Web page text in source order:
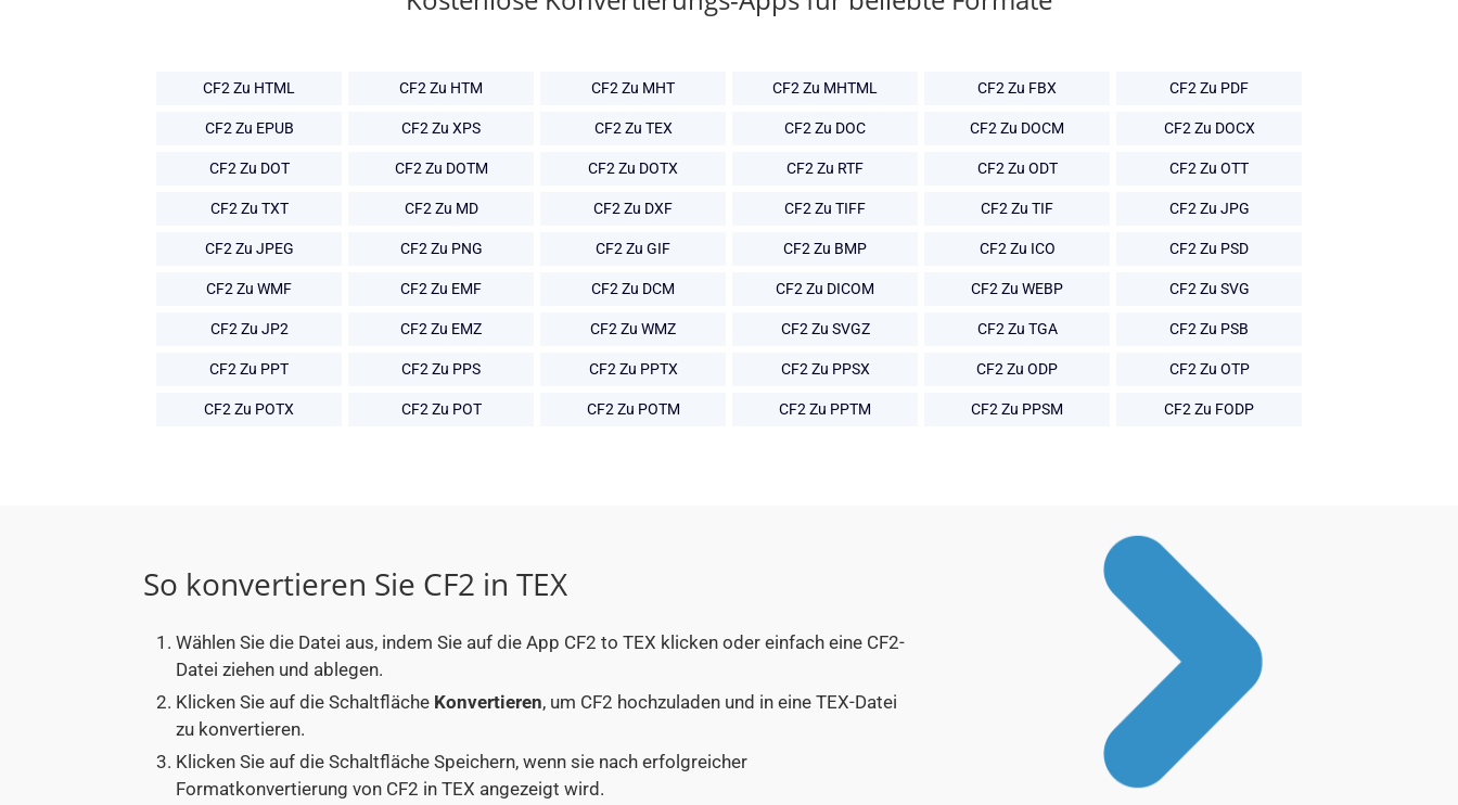
CF2 Zu HTML CF2 Zu HTM CF2 Zu MHT CF2 Zu MHTML CF2 Zu FBX CF2 Zu PDF
CF2 Zu EPUB CF2 Zu XPS CF2 Zu TEX CF2 Zu DOC CF2 Zu DOCM CF2 Zu DOCX
CF2 Zu DOT CF2 Zu DOTM CF2 Zu DOTX CF2 Zu RTF CF2 Zu ODT CF2 Zu OTT
CF2 Zu TXT CF2 Zu MD CF2 Zu DXF CF2 Zu TIFF CF2 Zu TIF CF2 Zu JPG
CF2 Zu JPEG CF2 Zu PNG CF2 Zu GIF CF2 Zu BMP CF2 Zu ICO CF2 Zu PSD
CF2 Zu WMF CF2 Zu EMF CF2 Zu DCM CF2 Zu DICOM CF2 Zu WEBP CF2 Zu SVG
CF2 Zu JP2 CF2 Zu EMZ CF2 Zu WMZ CF2 Zu SVGZ CF2 Zu TGA CF2 Zu PSB
CF2 Zu PPT CF2 Zu PPS CF2 Zu PPTX CF2 Zu PPSX CF2 Zu ODP CF2 Zu OTP
CF2 Zu POTX CF2 Zu POT CF2 Zu POTM CF2 Zu PPTM CF2 Zu PPSM CF2 Zu FODP
So konvertieren Sie CF2 in TEX
Wählen Sie die Datei aus, indem Sie auf die App CF2 to TEX klicken oder einfach eine CF2-
Datei ziehen und ablegen.
Klicken Sie auf die Schaltfläche Konvertieren, um CF2 hochzuladen und in eine TEX-Datei
zu konvertieren.
Klicken Sie auf die Schaltfläche Speichern, wenn sie nach erfolgreicher
Formatkonvertierung von CF2 in TEX angezeigt wird.